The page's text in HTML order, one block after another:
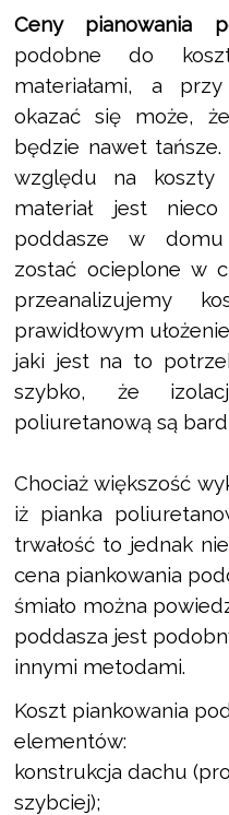
Ceny pianowania
podobne do
materiałami, a
okazać się może,
będzie nawet
względu na koszty
materiał jest
poddasze w domu
zostać ocieplone w
przeanalizujemy
prawidłowym
jaki jest na to
szybko, że
poliuretanową są
Chociaż większość
iż pianka
trwałość to jednak
cena piankowania
śmiało można
poddasza jest
innymi metodami.
Koszt piankowania
elementów:
konstrukcja dachu
szybciej);